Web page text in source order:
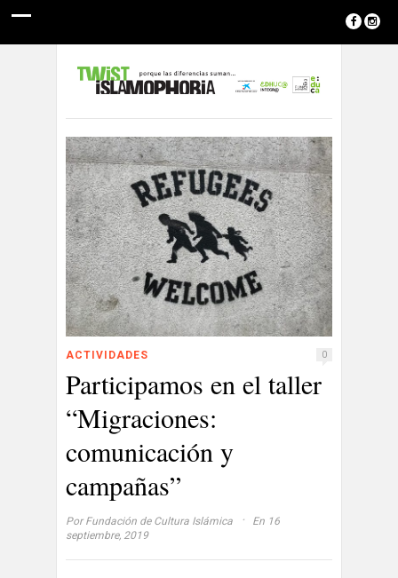
ACTIVIDADES 0
Participamos en el taller
“Migraciones:
comunicación y
campañas”
Por Fundación de Cultura Islámica ·
En 16
septiembre, 2019